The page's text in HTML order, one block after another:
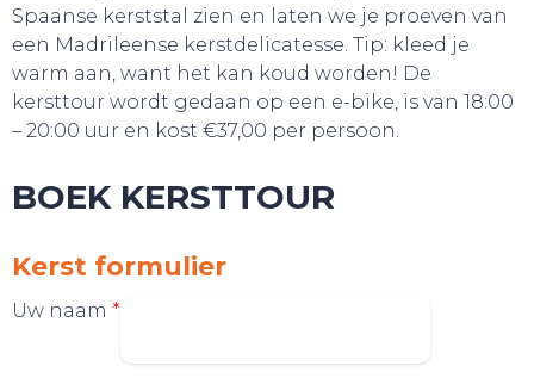
Spaanse kerststal zien en laten we je proeven van
een Madrileense kerstdelicatesse. Tip: kleed je
warm aan, want het kan koud worden! De
kersttour wordt gedaan op een e-bike, is van 18:00
– 20:00 uur en kost €37,00 per persoon.
BOEK KERSTTOUR
Kerst formulier
Uw naam *